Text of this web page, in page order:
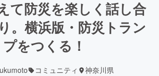
て防災を楽しく話し合
。横浜版・防災トラン
プをつくる！
コミュニティ 神奈川県